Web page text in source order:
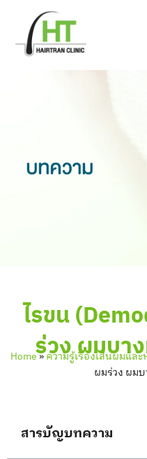
content
ไรขน
ร่วง ผมบา
Home»ความรู้เรื่องเส้นผมแล
ผมร่วง ผมบ
สารบัญบทความ